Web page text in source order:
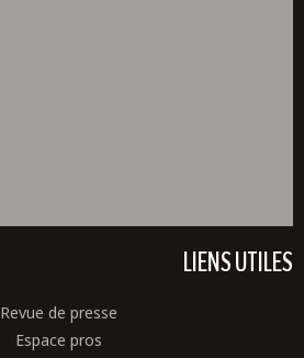
LIENS UTILES
Revue de presse
Espace pros